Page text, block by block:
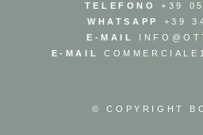
TELEFONO
+39
WHATSAPP
+39
E-MAIL
E-MAIL
© COPYRIGHT